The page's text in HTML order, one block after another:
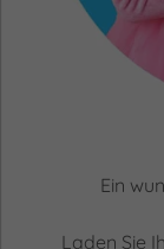
Ein
Laden Sie